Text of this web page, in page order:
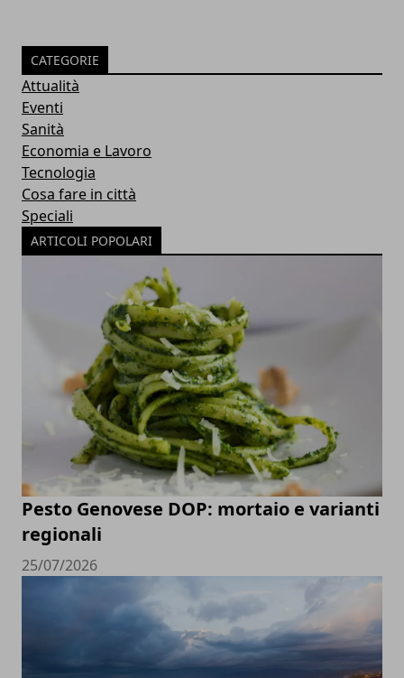
CATEGORIE
Attualità
Eventi
Sanità
Economia e Lavoro
Tecnologia
Cosa fare in città
Speciali
ARTICOLI POPOLARI
Pesto Genovese DOP: mortaio e varianti
regionali
25/07/2026